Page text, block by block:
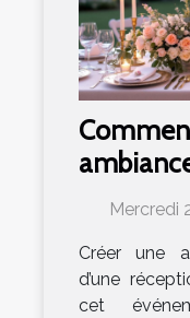
votre
Mercredi
Créer une
d’une
cet